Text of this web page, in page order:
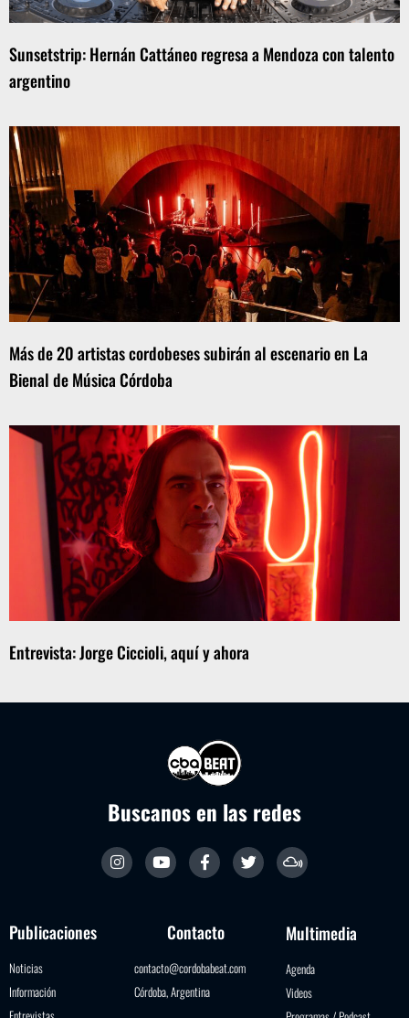
Sunsetstrip: Hernán Cattáneo regresa a Mendoza con talento
argentino
Más de 20 artistas cordobeses subirán al escenario en La
Bienal de Música Córdoba
Entrevista: Jorge Ciccioli, aquí y ahora
Buscanos en las redes
Publicaciones
Noticias
Información
Contacto
contacto@cordobabeat.com
Córdoba, Argentina
Multimedia
Agenda
Videos